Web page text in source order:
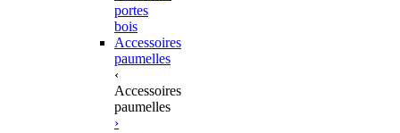
portes
bois
Accessoires
paumelles
‹
Accessoires
paumelles
›